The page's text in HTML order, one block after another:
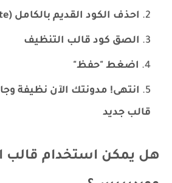
احذف الكود القديم بالكامل (Ctrl + A > Delete)
الصق كود قالب التنظيف
اضغط "حفظ"
انتهى! مدونتك الآن نظيفة
قالب جديد
هل يمكن استخدام قالب